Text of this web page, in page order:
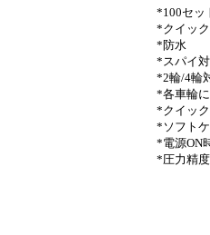
*100セッ
*クイッ
*防水
*スパイ
*2輪/4輪
*各車輪
*クイッ
*ソフト
*電源ON
*圧力精